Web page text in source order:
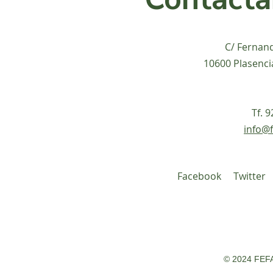
C/
10600
Tf.
Facebook Twitter
© 2024